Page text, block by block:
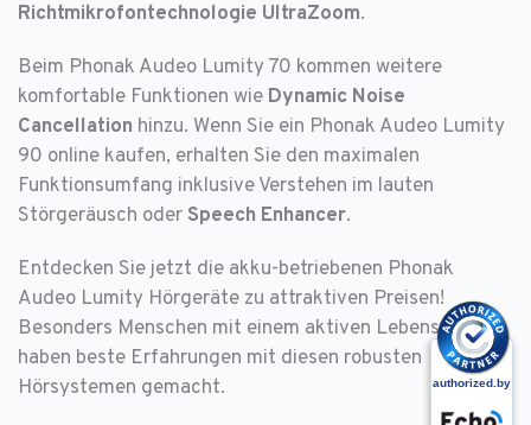
Richtmikrofontechnologie UltraZoom.
Beim Phonak Audeo Lumity 70 kommen weitere
komfortable Funktionen wie Dynamic Noise
Cancellation hinzu. Wenn Sie ein Phonak Audeo Lumity
90 online kaufen, erhalten Sie den maximalen
Funktionsumfang inklusive Verstehen im lauten
Störgeräusch oder Speech Enhancer.
Entdecken Sie jetzt die akku-betriebenen Phonak
Audeo Lumity Hörgeräte zu attraktiven Preisen!
Besonders Menschen mit einem aktiven Lebensstil
haben beste Erfahrungen mit diesen robusten
Hörsystemen gemacht.